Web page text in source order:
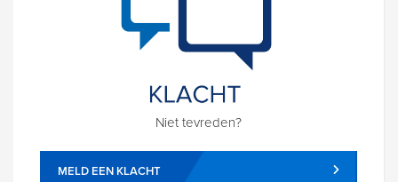
Niet tevreden?
MELD EEN KLACHT